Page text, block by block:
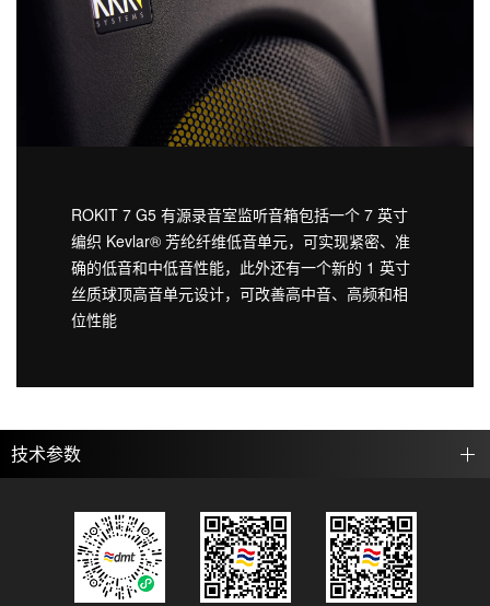
ROKIT 7 G5 有源录音室监听音箱包括一个 7 英寸
编织 Kevlar® 芳纶纤维低音单元，可实现紧密、准
确的低音和中低音性能，此外还有一个新的 1 英寸
丝质球顶高音单元设计，可改善高中音、高频和相
位性能
技术参数